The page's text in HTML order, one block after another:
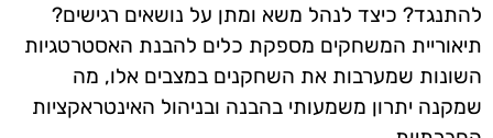
להתנגד? כיצד לנהל משא ומתן על נושאים רגישים?
תיאוריית המשחקים מספקת כלים להבנת האסטרטגיות
השונות שמערבות את השחקנים במצבים אלו, מה
שמקנה יתרון משמעותי בהבנה ובניהול האינטראקציות